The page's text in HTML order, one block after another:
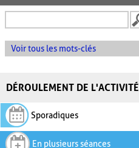
Voir tous les mots-clés
DÉROULEMENT DE L'ACTIVITÉ
Sporadiques
En plusieurs séances